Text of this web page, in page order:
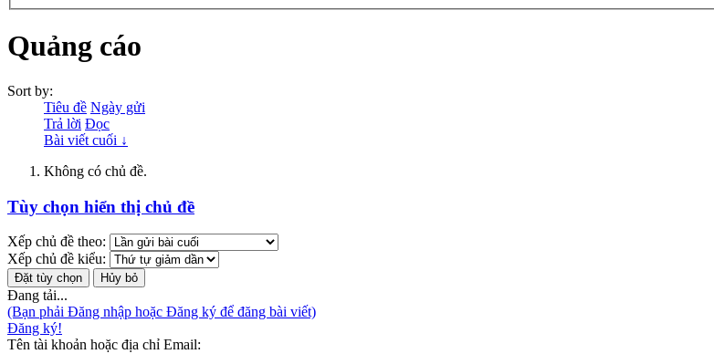
Quảng cáo
Sort by:
Tiêu đề Ngày gửi
Trả lời Đọc
Bài viết cuối ↓
Không có chủ đề.
Tùy chọn hiển thị chủ đề
Xếp chủ đề theo:
Xếp chủ đề kiểu:
Đang tải...
(Bạn phải Đăng nhập hoặc Đăng ký để đăng bài viết)
Đăng ký!
Tên tài khoản hoặc địa chỉ Email: